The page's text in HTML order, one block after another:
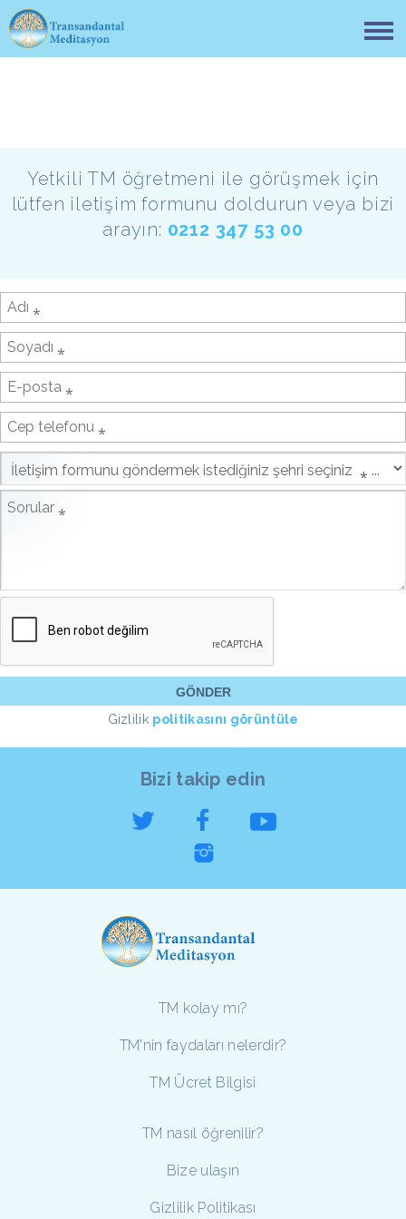
Yetkili TM öğretmeni ile görüşmek için
lütfen iletişim formunu doldurun veya bizi
arayın: 0212 347 53 00
Gizlilik politikasını görüntüle
Bizi takip edin
TM kolay mı?
TM'nin faydaları nelerdir?
TM Ücret Bilgisi
TM nasıl öğrenilir?
Bize ulaşın
Gizlilik Politikası